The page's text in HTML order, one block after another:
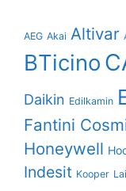
AEG Akai Altivar
BTicino
Daikin Edilkamin
Fantini
Honeywell
Indesit Kooper